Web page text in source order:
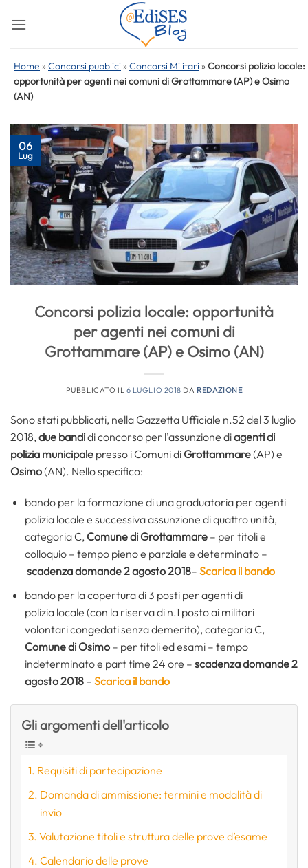
Home »Concorsi pubblici »Concorsi Militari »Concorsi polizia locale:
opportunità per agenti nei comuni di Grottammare (AP) e Osimo
(AN)
06
Lug
Concorsi polizia locale: opportunità
per agenti nei comuni di
Grottammare (AP) e Osimo (AN)
PUBBLICATO IL 6 LUGLIO 2018 DA REDAZIONE
Sono stati pubblicati, nella Gazzetta Ufficiale n.52 del 3 luglio
2018, due bandidi concorso per l’assunzione diagenti di
polizia municipale presso i Comuni di Grottammare(AP) e
Osimo(AN). Nello specifico:
bando per la formazione di una graduatoria per agenti
polizia locale e successiva assunzione di quattro unità,
categoria C, Comune di Grottammare– per titoli e
colloquio – tempo pieno e parziale e determinato –
scadenza domande 2 agosto 2018– Scarica il bando
bando per la copertura di 3 posti per agenti di
polizia locale (con la riserva di n.1 posto ai militari
volontari congedati senza demerito), categoria C,
Comune di Osimo– per titoli ed esami – tempo
indeterminato e part time 24 ore – scadenza domande 2
agosto 2018 – Scarica il bando
Gli argomenti dell'articolo
Requisiti di partecipazione
Domanda di ammissione: termini e modalità di
invio
Valutazione titoli e struttura delle prove d’esame
Calendario delle prove